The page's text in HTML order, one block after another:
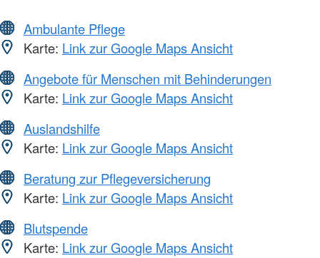
Ambulante Pflege
Karte: Link zur Google Maps Ansicht
Angebote für Menschen mit Behinderungen
Karte: Link zur Google Maps Ansicht
Auslandshilfe
Karte: Link zur Google Maps Ansicht
Beratung zur Pflegeversicherung
Karte: Link zur Google Maps Ansicht
Blutspende
Karte: Link zur Google Maps Ansicht